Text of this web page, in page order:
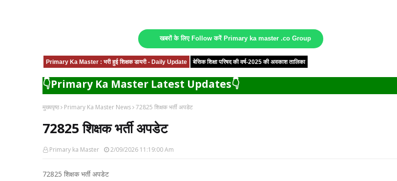
खबरों के लिए Follow करें Primary ka master .co Group
Primary Ka Master : भरी हुई शिक्षक डायरी - Daily Update बेसिक शिक्षा परिषद की वर्ष-2025 की अवकाश तालिका
👇Primary Ka Master Latest Updates👇
मुख्यपृष्ठ Primary Ka Master News 72825 शिक्षक भर्ती अपडेट
72825 शिक्षक भर्ती अपडेट
Primary ka Master 2/09/2026 11:19:00 Am
72825 शिक्षक भर्ती अपडेट